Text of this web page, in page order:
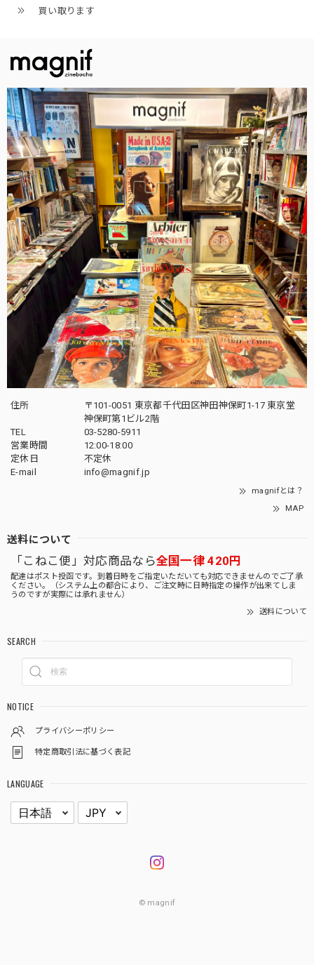
買い取ります
住所
〒101-0051 東京都千代田区神田神保町1-17 東京堂
神保町第1ビル2階
TEL
03-5280-5911
営業時間
12:00-18:00
定休日
不定休
E-mail
info@magnif.jp
magnifとは？
MAP
送料について
「こねこ便」対応商品なら全国一律 420円
配達はポスト投函です。到着日時をご指定いただいても対応できませんのでご了承
ください。（システム上の都合により、ご注文時に日時指定の操作が出来てしま
うのですが実際には承れません）
送料について
SEARCH
NOTICE
プライバシーポリシー
特定商取引法に基づく表記
LANGUAGE
© magnif